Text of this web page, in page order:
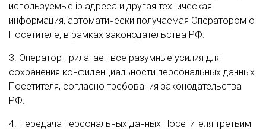
используемые ip адреса и другая техническая
информация, автоматически получаемая Оператором о
Посетителе, в рамках законодательства РФ.
3. Оператор прилагает все разумные усилия для
сохранения конфиденциальности персональных данных
Посетителя, согласно требования законодательства
РФ.
4. Передача персональных данных Посетителя третьим